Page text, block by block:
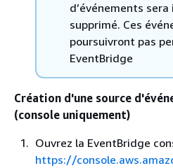
d’événements
supprimé. Ces
poursuivront pas
EventBridge
Création d'une source
(console uniquement)
Ouvrez la EventBridge
https://